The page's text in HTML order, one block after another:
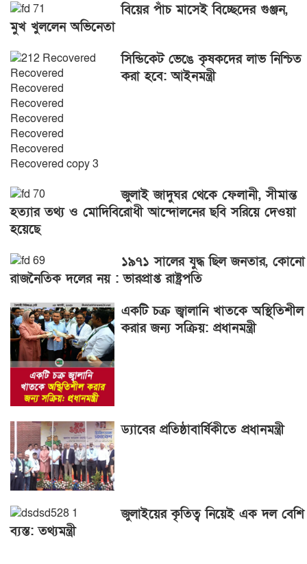
বিয়ের পাঁচ মাসেই বিচ্ছেদের গুঞ্জন,
মুখ খুললেন অভিনেতা
সিন্ডিকেট ভেঙে কৃষকদের লাভ নিশ্চিত
করা হবে: আইনমন্ত্রী
জুলাই জাদুঘর থেকে ফেলানী, সীমান্ত
হত্যার তথ্য ও মোদিবিরোধী আন্দোলনের ছবি সরিয়ে দেওয়া
হয়েছে
১৯৭১ সালের যুদ্ধ ছিল জনতার, কোনো
রাজনৈতিক দলের নয় : ভারপ্রাপ্ত রাষ্ট্রপতি
একটি চক্র জ্বালানি খাতকে অস্থিতিশীল
করার জন্য সক্রিয়: প্রধানমন্ত্রী
ড্যাবের প্রতিষ্ঠাবার্ষিকীতে প্রধানমন্ত্রী
জুলাইয়ের কৃতিত্ব নিয়েই এক দল বেশি
ব্যস্ত: তথ্যমন্ত্রী